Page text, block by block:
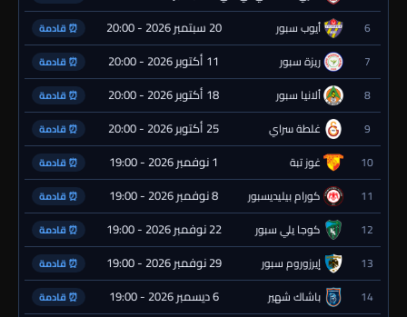
6 أيوب سبور 20 سبتمبر 2026 - 20:00 ⏰ قادمة
7 ريزة سبور 11 أكتوبر 2026 - 20:00 ⏰ قادمة
8 ألانيا سبور 18 أكتوبر 2026 - 20:00 ⏰ قادمة
9 غلطة سراي 25 أكتوبر 2026 - 20:00 ⏰ قادمة
10 غوز تبة 1 نوفمبر 2026 - 19:00 ⏰ قادمة
11 كورام بيليديسبور 8 نوفمبر 2026 - 19:00 ⏰ قادمة
12 كوجا يلي سبور 22 نوفمبر 2026 - 19:00 ⏰ قادمة
13 إيرزوروم سبور 29 نوفمبر 2026 - 19:00 ⏰ قادمة
14 باشاك شهير 6 ديسمبر 2026 - 19:00 ⏰ قادمة